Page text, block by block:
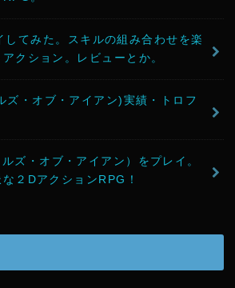
てみた。スキルの組み合わせを楽
クション。レビューとか。
・オブ・アイアン)実績・トロフ
ズ・オブ・アイアン）をプレイ。
２DアクションRPG！